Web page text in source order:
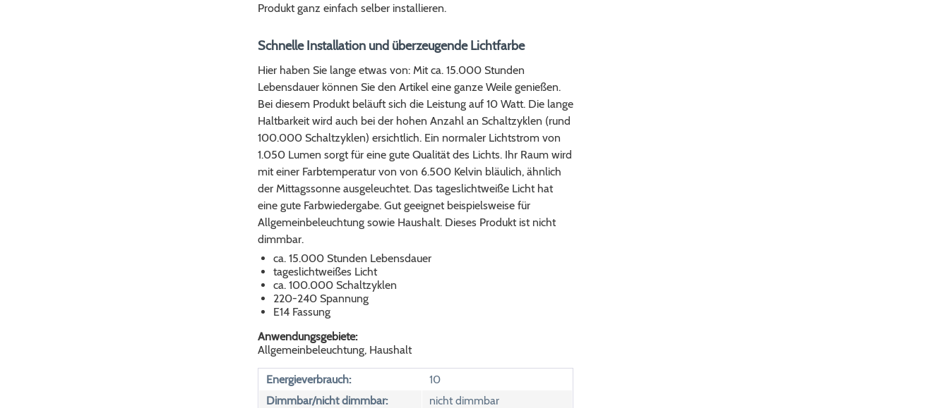
Produkt ganz einfach selber installieren.
Schnelle Installation und überzeugende Lichtfarbe
Hier haben Sie lange etwas von: Mit ca. 15.000 Stunden
Lebensdauer können Sie den Artikel eine ganze Weile genießen.
Bei diesem Produkt beläuft sich die Leistung auf 10 Watt. Die lange
Haltbarkeit wird auch bei der hohen Anzahl an Schaltzyklen (rund
100.000 Schaltzyklen) ersichtlich. Ein normaler Lichtstrom von
1.050 Lumen sorgt für eine gute Qualität des Lichts. Ihr Raum wird
mit einer Farbtemperatur von von 6.500 Kelvin bläulich, ähnlich
der Mittagssonne ausgeleuchtet. Das tageslichtweiße Licht hat
eine gute Farbwiedergabe. Gut geeignet beispielsweise für
Allgemeinbeleuchtung sowie Haushalt. Dieses Produkt ist nicht
dimmbar.
ca. 15.000 Stunden Lebensdauer
tageslichtweißes Licht
ca. 100.000 Schaltzyklen
220-240 Spannung
E14 Fassung
Anwendungsgebiete:
Allgemeinbeleuchtung, Haushalt
Energieverbrauch:
10
Dimmbar/nicht dimmbar:
nicht dimmbar